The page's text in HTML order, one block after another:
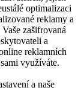
optimalizaci
reklamy a
zašifrovaná
a
reklamních
využíváte.
a naše